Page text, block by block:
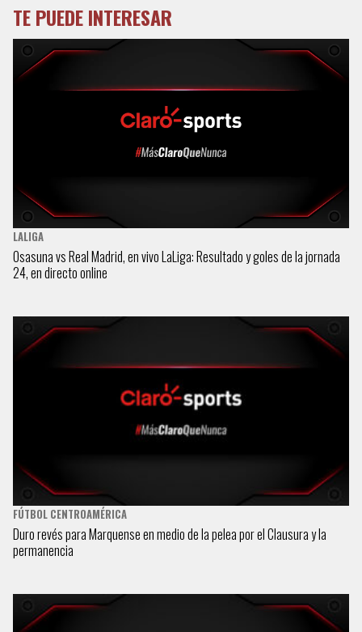
TE PUEDE INTERESAR
LALIGA
Osasuna vs Real Madrid, en vivo LaLiga: Resultado y goles de la jornada
24, en directo online
FÚTBOL CENTROAMÉRICA
Duro revés para Marquense en medio de la pelea por el Clausura y la
permanencia